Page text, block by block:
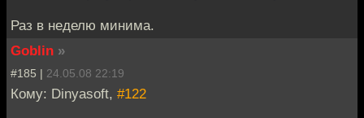
Раз в неделю минима.
Goblin »
#185 | 24.05.08 22:19
Кому: Dinyasoft, #122